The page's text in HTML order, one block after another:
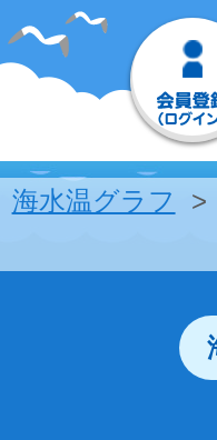
海水温グラフ